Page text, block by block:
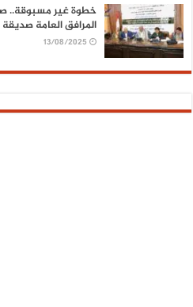
خطوة غير مسبوقة..
المرافق العامة صديقة
13/08/2025